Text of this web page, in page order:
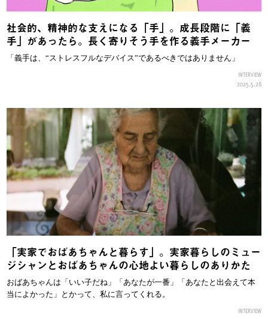
社会的、精神的な支えになる「手」。成長段階に「義
手」があったら。長く寄りそう手を作る義手メーカー
「義手は、“ストレスフルなデバイス”であるべきではありません」
INTERVIEW
2025.5.28
「実家でおばあちゃんと暮らす」。実家暮らしのミュー
ジシャンとおばあちゃんの心地よい暮らしのありかた
おばあちゃんは「いい子だね」「あなたが一番」「あなたと出会えて本
当によかった」とかって、私に言ってくれる。
INTERVIEW